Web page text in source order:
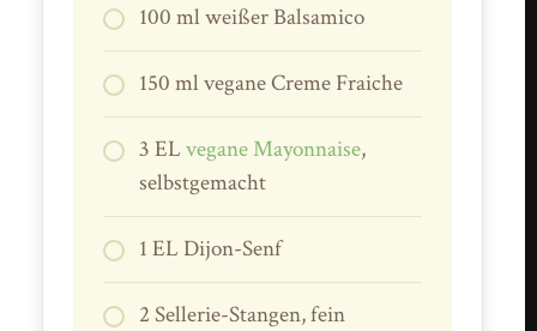
100 ml weißer Balsamico
150 ml vegane Creme Fraiche
3 ELvegane Mayonnaise,
selbstgemacht
1 EL Dijon-Senf
2 Sellerie-Stangen, fein